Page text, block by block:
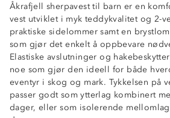
Åkrafjell sherpavest til barn er en
vest utviklet i myk teddykvalitet og 2-
praktiske sidelommer samt en
som gjør det enkelt å oppbevare
Elastiske avslutninger og
noe som gjør den ideell for både
eventyr i skog og mark. Tykkelsen på
passer godt som ytterlag kombinert
dager, eller som isolerende
Isolerende
2-veisstretch
Høy krage
2 sidelommer
1 brystlomme med glidelås